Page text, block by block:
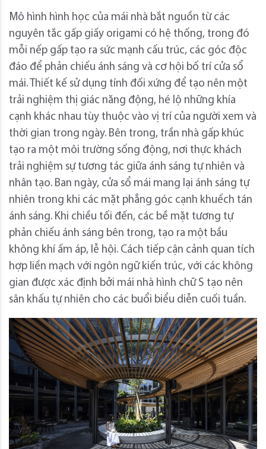
Mô hình hình học của mái nhà bắt nguồn từ các
nguyên tắc gấp giấy origami có hệ thống, trong đó
mỗi nếp gấp tạo ra sức mạnh cấu trúc, các góc độc
đáo để phản chiếu ánh sáng và cơ hội bố trí cửa sổ
mái. Thiết kế sử dụng tính đối xứng để tạo nên một
trải nghiệm thị giác năng động, hé lộ những khía
cạnh khác nhau tùy thuộc vào vị trí của người xem và
thời gian trong ngày. Bên trong, trần nhà gấp khúc
tạo ra một môi trường sống động, nơi thực khách
trải nghiệm sự tương tác giữa ánh sáng tự nhiên và
nhân tạo. Ban ngày, cửa sổ mái mang lại ánh sáng tự
nhiên trong khi các mặt phẳng góc cạnh khuếch tán
ánh sáng. Khi chiều tối đến, các bề mặt tương tự
phản chiếu ánh sáng bên trong, tạo ra một bầu
không khí ấm áp, lễ hội. Cách tiếp cận cảnh quan tích
hợp liền mạch với ngôn ngữ kiến ​​trúc, với các không
gian được xác định bởi mái nhà hình chữ S tạo nên
sân khấu tự nhiên cho các buổi biểu diễn cuối tuần.